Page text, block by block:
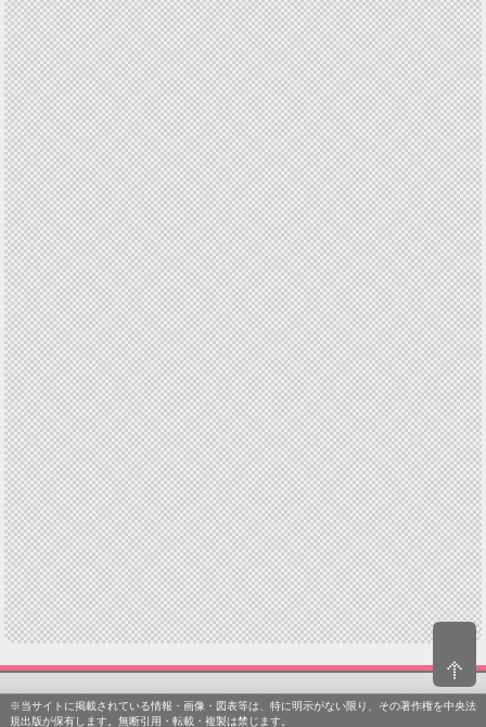
※当サイトに掲載されている情報・画像・図表等は、特に明示がない限り、その著作権を中央法
規出版が保有します。無断引用・転載・複製は禁じます。